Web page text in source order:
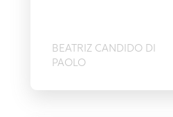
BEATRIZ CANDIDO DI
PAOLO